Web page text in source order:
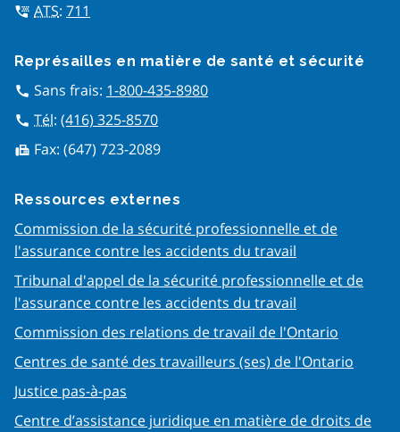
tty ATS: 711
Représailles en matière de san​té et sécurité
call Sans frais: 1-800-435-8980
call Tél: (416) 325-8570
fax Fax: (647) 723-2089
Ressources externes
Commission de la sécurité professionnelle et de
l'assurance contre les accidents du travail
Tribunal d'appel de la sécurité professionnelle et de
l'assurance contre les accidents du travail
Commission des relations de travail de l'Ontario
Centres de santé des travailleurs (ses) de l'Ontario
Justice pas-à-pas
Centre d’assistance juridique en matière de droits de